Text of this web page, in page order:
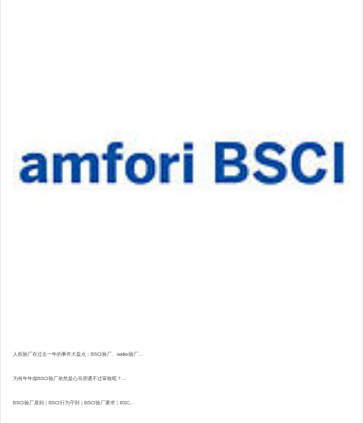
人权验厂在过去一年的事件大盘点：BSCI验厂、sedex验厂...
为何年年做BSCI验厂依然提心吊胆通不过审核呢？...
BSCI验厂原则｜BSCI行为守则｜BSCI验厂要求｜BSC...